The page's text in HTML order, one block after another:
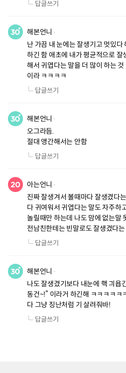
답글쓰기
해본언니
난 가끔 내 눈에는 잘생기고 멋있다
하긴 함 애초에 내가 평균적으로
해서 귀엽다는 말을 더 많이 하는
이라 ㅋㅋㅋㅋ
답글쓰기
해본언니
오그라듬.
절대 앵간해서는 안함
답글쓰기
아는언니
진짜 잘생겨서 볼때마다 잘생겼다
다 귀여워서 귀엽다는 말도 자주하
놀릴때만 하는데 나도 맘에 없는말
전남친한테는 빈말로도 잘생겼다
답글쓰기
해본언니
나도 잘생겼기보다 내눈에 핵 긔욥
동건~!” 이라거 하긴해 ㅋㅋㅋㅋㅋ
다 그냥 징난처럼 기 살려줘바!
답글쓰기